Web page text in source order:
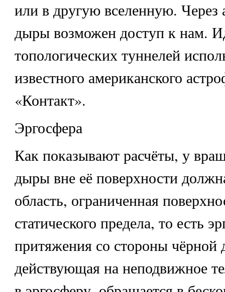
или в другую вселенную. Через
дыры возможен доступ к нам.
топологических туннелей
известного американского
«Контакт».
Эргосфера
Как показывают расчёты, у
дыры вне её поверхности
область, ограниченная
статического предела, то есть
притяжения со стороны
действующая на неподвижное